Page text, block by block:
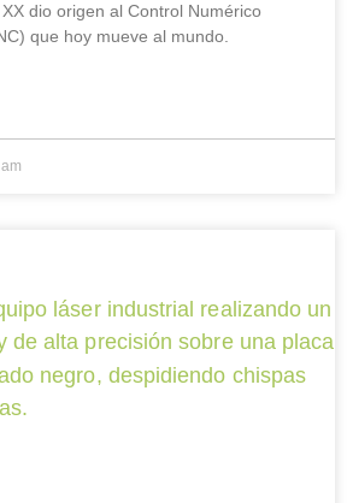
dio origen al Control Numérico
que hoy mueve al mundo.